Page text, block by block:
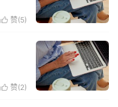
 赞(5)
 赞(2)